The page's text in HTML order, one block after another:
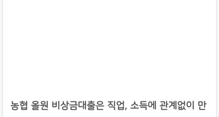
농협 올원 비상금대출은 직업, 소득에 관계없이 만